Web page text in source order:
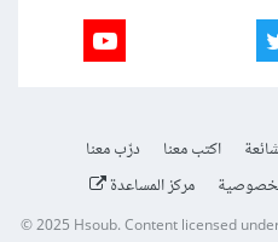
اكتب معنا
درّب معنا
مركز المساعدة
© 2025Hsoub.Content licensed